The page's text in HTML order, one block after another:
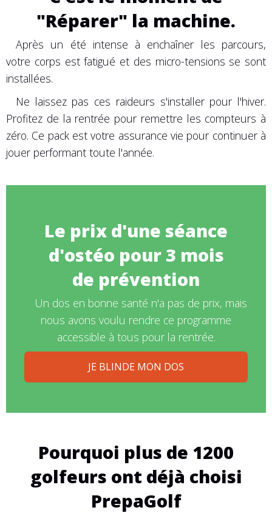
"Réparer" la machine.
Après un été intense à enchaîner les parcours,
votre corps est fatigué et des micro-tensions se sont
installées.
Ne laissez pas ces raideurs s'installer pour l'hiver.
Profitez de la rentrée pour remettre les compteurs à
zéro. Ce pack est votre assurance vie pour continuer à
jouer performant toute l'année.
Le prix d'une séance
d'ostéo pour 3 mois
de prévention
Un dos en bonne santé n'a pas de prix, mais
nous avons voulu rendre ce programme
accessible à tous pour la rentrée.
JE BLINDE MON DOS
Pourquoi plus de 1200
golfeurs ont déjà choisi
PrepaGolf